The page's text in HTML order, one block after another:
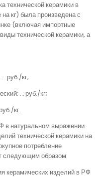
технической керамики в
кг) была произведена с
(включая импортные
технической керамики, а
руб./кг;
… руб./кг;
кг.
в натуральном выражении
технической керамики на
потребление
следующим образом:
керамических изделий в РФ